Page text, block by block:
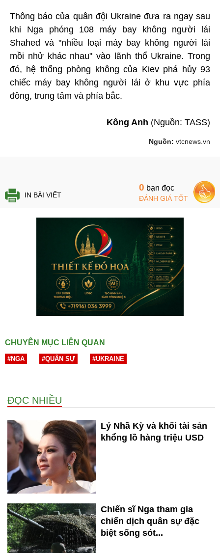
Thông báo của quân đội Ukraine đưa ra ngay sau
khi Nga phóng 108 máy bay không người lái
Shahed và "nhiều loại máy bay không người lái
mồi nhử khác nhau" vào lãnh thổ Ukraine. Trong
đó, hệ thống phòng không của Kiev phá hủy 93
chiếc máy bay không người lái ở khu vực phía
đông, trung tâm và phía bắc.
Kông Anh (Nguồn: TASS)
Nguồn: vtcnews.vn
IN BÀI VIẾT
0 bạn đọc
ĐÁNH GIÁ TỐT
CHUYÊN MỤC LIÊN QUAN
#NGA #QUÂN SỰ #UKRAINE
ĐỌC NHIỀU
Lý Nhã Kỳ và khối tài sản
khổng lồ hàng triệu USD
Chiến sĩ Nga tham gia
chiến dịch quân sự đặc
biệt sống sót...